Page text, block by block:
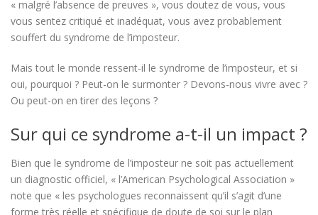
« malgré l’absence de preuves », vous doutez de vous, vous
vous sentez critiqué et inadéquat, vous avez probablement
souffert du syndrome de l’imposteur.
Mais tout le monde ressent-il le syndrome de l’imposteur, et si
oui, pourquoi ? Peut-on le surmonter ? Devons-nous vivre avec ?
Ou peut-on en tirer des leçons ?
Sur qui ce syndrome a-t-il un impact ?
Bien que le syndrome de l’imposteur ne soit pas actuellement
un diagnostic officiel, « l’American Psychological Association »
note que « les psychologues reconnaissent qu’il s’agit d’une
forme très réelle et spécifique de doute de soi sur le plan